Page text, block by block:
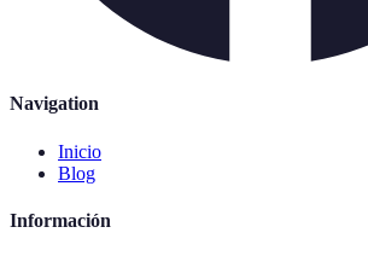
Navigation
Inicio
Blog
Información